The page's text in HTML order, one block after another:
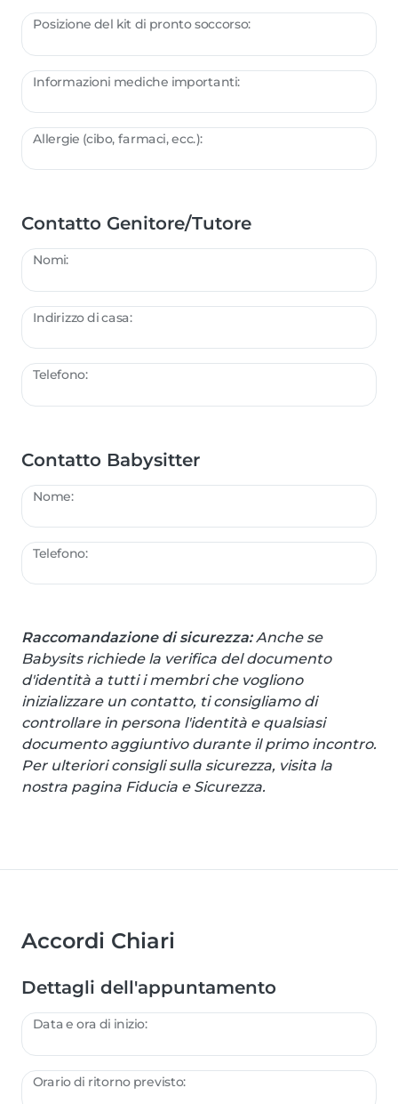
Posizione del kit di pronto soccorso:
Informazioni mediche importanti:
Allergie (cibo, farmaci, ecc.):
Contatto Genitore/Tutore
Nomi:
Indirizzo di casa:
Telefono:
Contatto Babysitter
Nome:
Telefono:
Raccomandazione di sicurezza:Anche se
Babysits richiede la verifica del documento
d'identità a tutti i membri che vogliono
inizializzare un contatto, ti consigliamo di
controllare in persona l'identità e qualsiasi
documento aggiuntivo durante il primo incontro.
Per ulteriori consigli sulla sicurezza, visita la
nostra pagina Fiducia e Sicurezza.
Accordi Chiari
Dettagli dell'appuntamento
Data e ora di inizio:
Orario di ritorno previsto: